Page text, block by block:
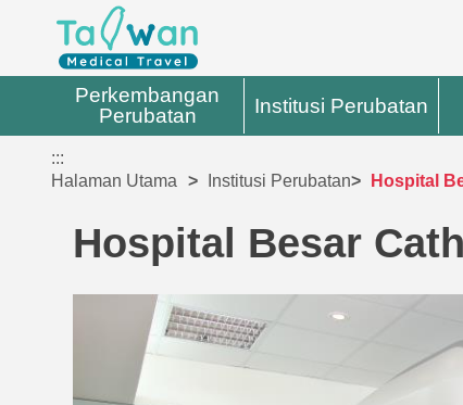
Perkembangan
Perubatan
Institusi Perubatan
:::
Halaman Utama
Institusi Perubatan Hospital
Hospital Besar